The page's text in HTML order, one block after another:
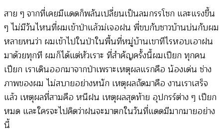
สาย ๆ จากที่เคยมีแดดก็พลันเปลี่ยนเป็นลมกรรโชก และแรงขึ้น
ๆ ไม่มีวันไหนที่ผมเข้าป่าแล้วม่เจอฝน พี่ขบกับชาวบ้านบ่นกับผม
หลายหนว่า ผมเข้าไปในป่าในพื้นที่หมู่บ้านเขาทีไรหอบเอาฝน
มาด้วยทุกที ผมก็ได้แต่หัวเราะ ที่สำคัญครั้งนี้ผมเปียก ทุกคน
เปียก เราเดินออกมาจากป่าเพราะเหตุผลแรกคือ น้องเด่น ช่าง
ภาพของผม ไม่สบายอย่างหนัก เหตุผลถัดมาคือ งานเราเสร็จ
แล้ว เหตุผลที่สามคือ หนีฝน เหตุผลสุดท้าย อุปกรร์ต่าง ๆ เปียก
หมด และใครจะไปคิดว่าฝนจะมาตกในวันที่แดดมีมากมายอย่าง
นี้